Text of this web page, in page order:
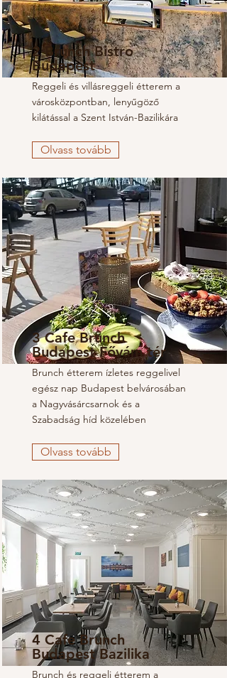
2 Brunch Bistro
Budapest
Reggeli és villásreggeli étterem a
városközpontban, lenyűgöző
kilátással a Szent István-Bazilikára
Olvass tovább
3 Cafe Brunch
Budapest Fővám tér
Brunch étterem ízletes reggelivel
egész nap Budapest belvárosában
a Nagyvásárcsarnok és a
Szabadság híd közelében
Olvass tovább
4 Cafe Brunch
Budapest Bazilika
Brunch és reggeli étterem a